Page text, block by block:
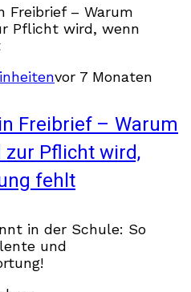
vor 7 Monaten
Freibrief – Warum
Pflicht wird,
fehlt